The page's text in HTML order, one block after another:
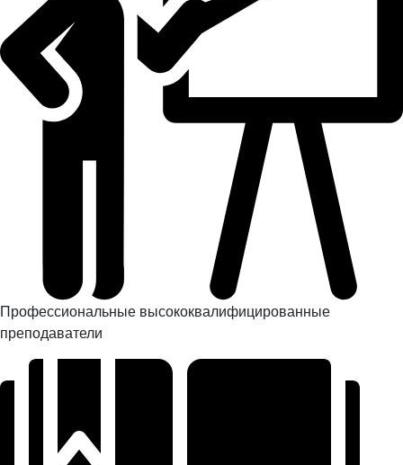
Профессиональные высококвалифицированные
преподаватели